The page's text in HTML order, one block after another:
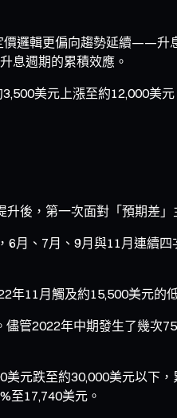
邏輯更偏向趨勢延續——
息週期的累積效應。
美元上漲至約12,000美
後，第一次面對「預期差」
月、7月、9月與11月連續
11月觸及約15,500美元的
管2022年中期發生了幾次
元跌至約30,000美元以下
至17,740美元。